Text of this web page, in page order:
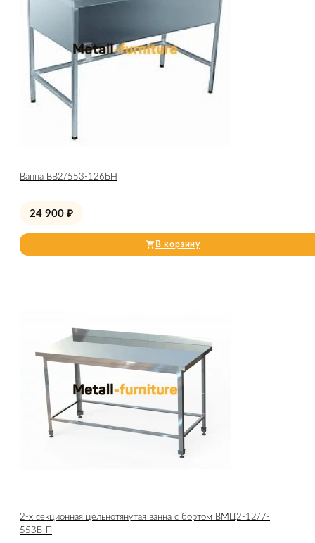
Ванна ВВ2/553-126БН
24 900 ₽
В корзину
2-х секционная цельнотянутая ванна с бортом ВМЦ2-12/7-
553Б-П